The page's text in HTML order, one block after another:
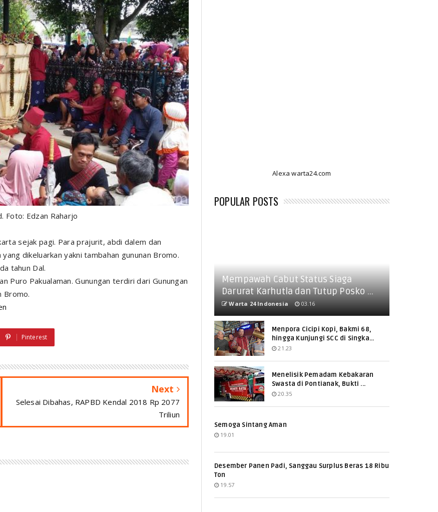
Foto: Edzan Raharjo
sejak pagi. Para prajurit, abdi dalem dan
dikeluarkan yakni tambahan gununan Bromo.
tahun Dal.
Puro Pakualaman. Gunungan terdiri dari Gunungan
Bromo.
Pinterest
Next
Selesai Dibahas, RAPBD Kendal 2018 Rp 2077
Triliun
Alexa warta24.com
POPULAR POSTS
Mempawah Cabut Status Siaga
Darurat Karhutla dan Tutup Posko ...
Warta 24 Indonesia 03.16
Menpora Cicipi Kopi, Bakmi 68,
hingga Kunjungi SCC di Singka...
21.23
Menelisik Pemadam Kebakaran
Swasta di Pontianak, Bukti ...
20.35
Semoga Sintang Aman
19.01
Desember Panen Padi, Sanggau Surplus Beras 18 Ribu
Ton
19.57